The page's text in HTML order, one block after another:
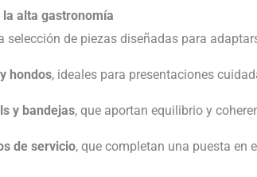
alta gastronomía
selección de piezas diseñadas para
hondos, ideales para presentaciones
y bandejas, que aportan equilibrio y
de servicio, que completan una puesta en